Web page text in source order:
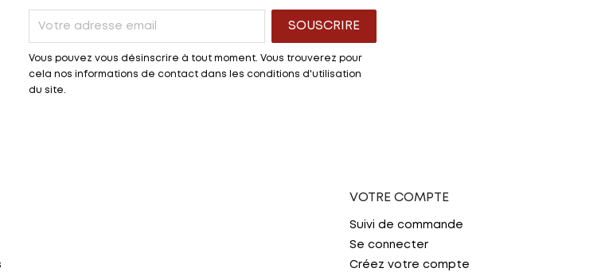
Vous pouvez vous désinscrire à tout moment. Vous trouverez pour
cela nos informations de contact dans les conditions d'utilisation
du site.
VOTRE COMPTE
Suivi de commande
Se connecter
Créez votre compte